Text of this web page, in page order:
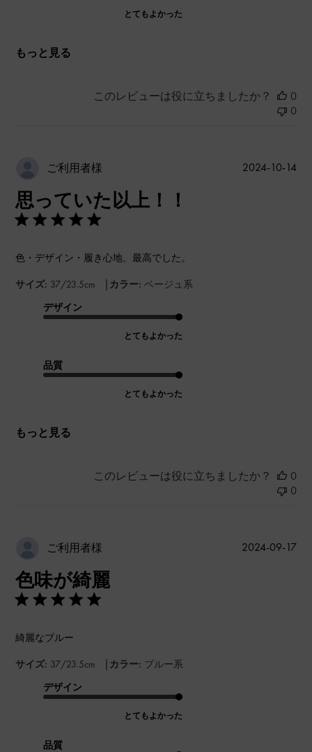
とてもよかった
もっと見る
このレビューは役に立ちましたか？
0
0
ご利用者様
思っていた以上！！
色・デザイン・履き心地、最高でした。
サイズ: 37/23.5cm | カラー: ベージュ系
デザイン
とてもよかった
品質
とてもよかった
もっと見る
公
2024-10-14
このレビューは役に立ちましたか？
0
0
ご利用者様
色味が綺麗
綺麗なブルー
サイズ: 37/23.5cm | カラー: ブルー系
デザイン
とてもよかった
品質
公
2024-09-17